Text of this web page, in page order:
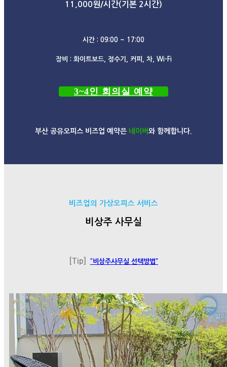
11,000원/시간(기본 2시간)
시간 : 09:00 ~ 17:00
장비 : 화이트보드, 정수기, 커피, 차, Wi-Fi
3~4인 회의실 예약
부산 공유오피스 비즈업 예약은 네이버 와 함께합니다.
비즈업의 가상오피스 서비스
비상주 사무실
[Tip] “비상주사무실 선택방법”